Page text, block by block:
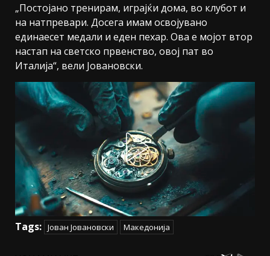
„Постојано тренирам, играјќи дома, во клубот и
на натпревари. Досега имам освојувано
единаесет медали и еден пехар. Ова е мојот втор
настап на светско првенство, овој пат во
Италија“, вели Јовановски.
Tags: Јован Јовановски Македонија